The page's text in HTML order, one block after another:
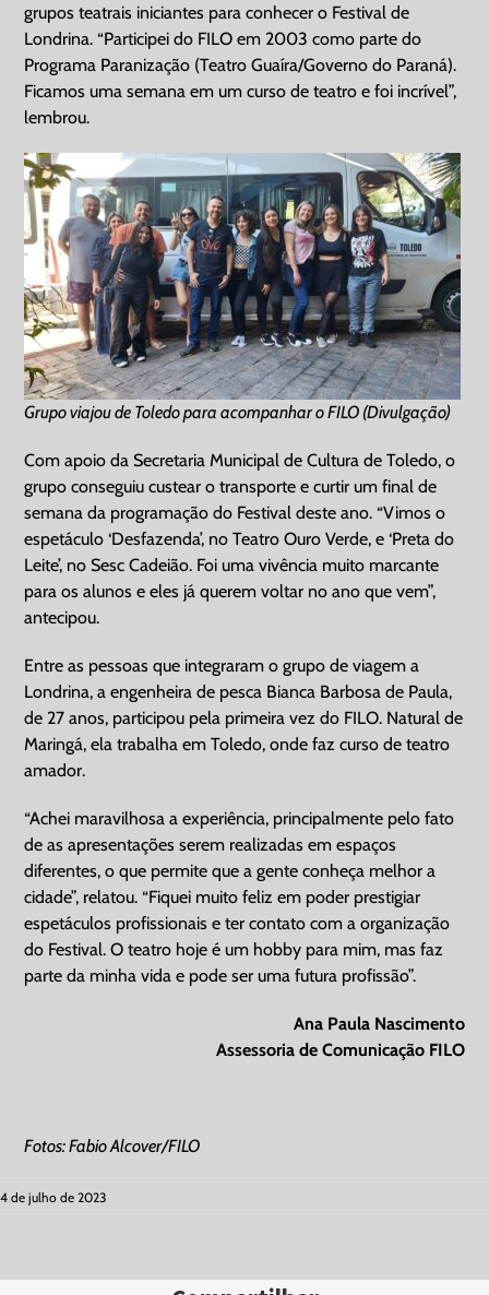
grupos teatrais iniciantes para conhecer o Festival de
Londrina. “Participei do FILO em 2003 como parte do
Programa Paranização (Teatro Guaíra/Governo do Paraná).
Ficamos uma semana em um curso de teatro e foi incrível”,
lembrou.
Grupo viajou de Toledo para acompanhar o FILO (Divulgação)
Com apoio da Secretaria Municipal de Cultura de Toledo, o
grupo conseguiu custear o transporte e curtir um final de
semana da programação do Festival deste ano. “Vimos o
espetáculo ‘Desfazenda’, no Teatro Ouro Verde, e ‘Preta do
Leite’, no Sesc Cadeião. Foi uma vivência muito marcante
para os alunos e eles já querem voltar no ano que vem”,
antecipou.
Entre as pessoas que integraram o grupo de viagem a
Londrina, a engenheira de pesca Bianca Barbosa de Paula,
de 27 anos, participou pela primeira vez do FILO. Natural de
Maringá, ela trabalha em Toledo, onde faz curso de teatro
amador.
“Achei maravilhosa a experiência, principalmente pelo fato
de as apresentações serem realizadas em espaços
diferentes, o que permite que a gente conheça melhor a
cidade”, relatou. “Fiquei muito feliz em poder prestigiar
espetáculos profissionais e ter contato com a organização
do Festival. O teatro hoje é um hobby para mim, mas faz
parte da minha vida e pode ser uma futura profissão”.
Ana Paula Nascimento
Assessoria de Comunicação FILO
Fotos: Fabio Alcover/FILO
4 de julho de 2023